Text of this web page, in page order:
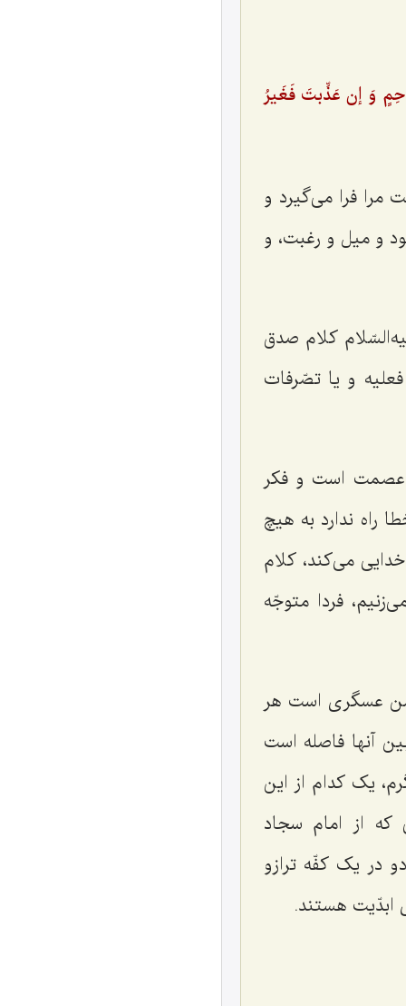
وَ إن عَذِّبتَ فَغَیرُ
مرا فرا می‌گیرد و
و میل و رغبت، و
کلام صدق
و یا تصّرفات
عصمت است و فکر
راه ندارد به هیچ
خدایی می‌کند، کلام
فردا متوجّه
حسن عسگری است هر
آنها فاصله است
یک کدام از این
که از امام سجاد
در یک کفّه ترازو
ابدّیت هستند.